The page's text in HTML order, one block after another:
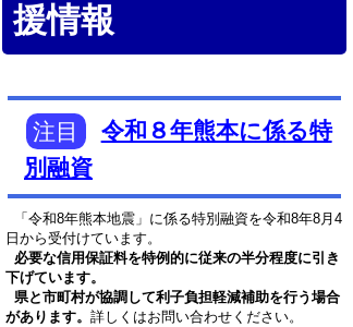
援情報
注目
令和８年熊本に係る特
別融資
「令和8年熊本地震」に係る特別融資を令和8年8月4
日から受付けています。
必要な信用保証料を特例的に従来の半分程度に引き
下げています。
県と市町村が協調して利子負担軽減補助を行う場合
があります。 詳しくはお問い合わせください。